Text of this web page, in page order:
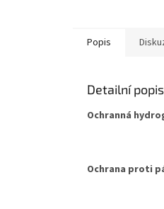
Popis
Detailní
Ochranná
Ochrana proti